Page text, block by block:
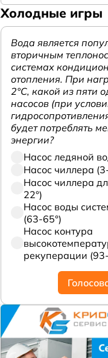
Холодные игры
Вода является
вторичным
системах
отопления. При
2°С, какой из пяти
насосов (при
будет потреблять
энергии?
Насос ледяной
Насос чиллера
Насос чиллера
22°)
Насос воды
(63-65°)
Насос контура
рекуперации